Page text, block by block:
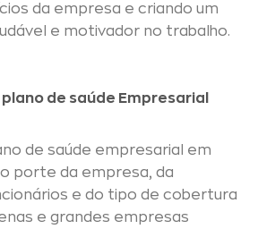
da empresa e criando um
e motivador no trabalho.
de saúde Empresarial
de saúde empresarial em
porte da empresa, da
e do tipo de cobertura
e grandes empresas